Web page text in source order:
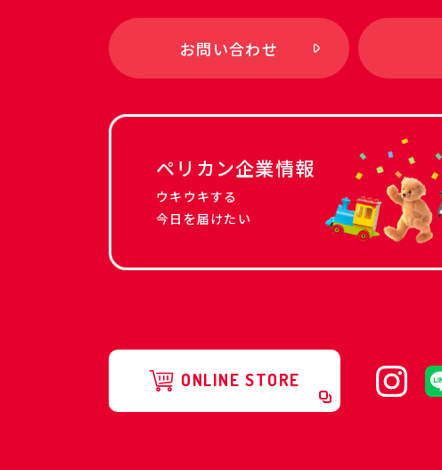
お問い合わせ
ペリカン企業情報
ウキウキする
今日を届けたい
ONLINE STORE